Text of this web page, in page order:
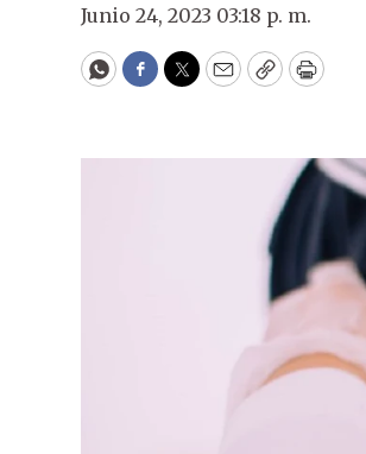
Junio 24, 2023 03:18 p. m.
WhatsApp
Facebook
Twitter
EmailCopyPrint